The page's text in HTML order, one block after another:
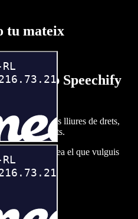
tu mateix
fer amb Speechify
àudio, vídeos lliures de drets,
complets.
navegador: crea el que vulguis